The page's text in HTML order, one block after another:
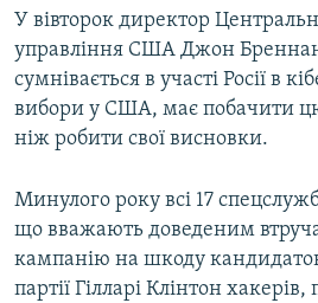
У вівторок директор
управління США Джон Бреннан
сумнівається в участі Росії в
вибори у США, має побачити
ніж робити свої висновки.
Минулого року всі 17
що вважають доведеним
кампанію на шкоду
партії Гілларі Клінтон